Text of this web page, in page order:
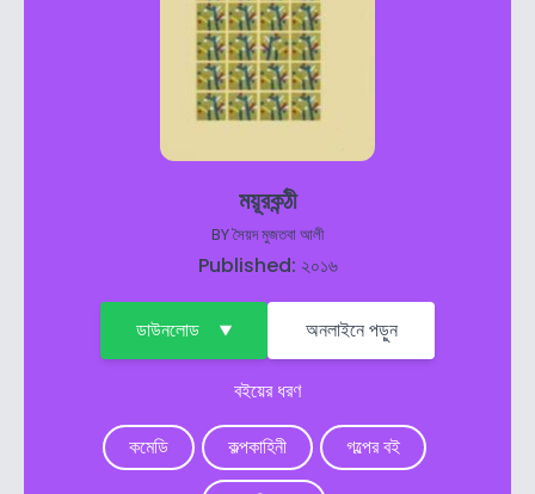
ময়ূরকন্ঠী
BYসৈয়দ মুজতবা আলী
Published: ২০১৬
ডাউনলোড অনলাইনে পড়ুন
বইয়ের ধরণ
কমেডি কল্পকাহিনী
গল্পের বই